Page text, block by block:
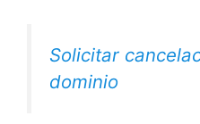
Solicitar
dominio